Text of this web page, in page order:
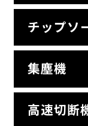
チップソ
集塵機
高速切断